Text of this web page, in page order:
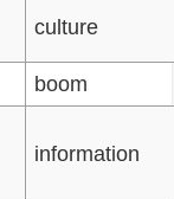
culture
boom
information